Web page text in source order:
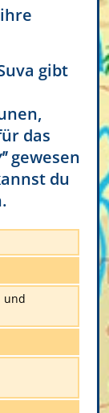
gibt
das
gewesen
du
und